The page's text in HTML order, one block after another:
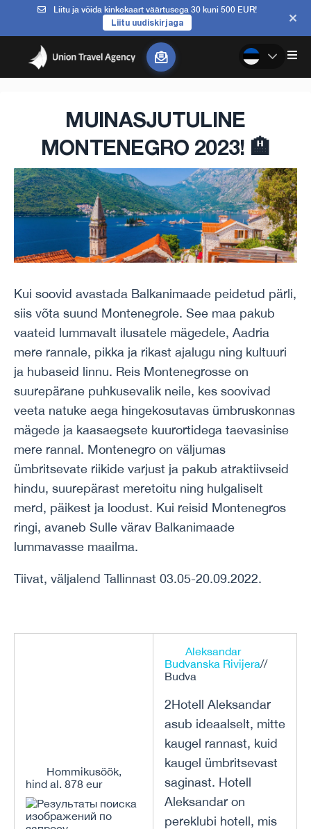
Liitu ja võida kinkekaart väärtusega 30 kuni 500 EUR!
Liitu uudiskirjaga
MUINASJUTULINE
MONTENEGRO 2023! 🏨
Kui soovid avastada Balkanimaade peidetud pärli,
siis võta suund Montenegrole. See maa pakub
vaateid lummavalt ilusatele mägedele, Aadria
mere rannale, pikka ja rikast ajalugu ning kultuuri
ja hubaseid linnu. Reis Montenegrosse on
suurepärane puhkusevalik neile, kes soovivad
veeta natuke aega hingekosutavas ümbruskonnas
mägede ja kaasaegsete kuurortidega taevasinise
mere rannal. Montenegro on väljumas
ümbritsevate riikide varjust ja pakub atraktiivseid
hindu, suurepärast meretoitu ning hulgaliselt
merd, päikest ja loodust. Kui reisid Montenegros
ringi, avaneb Sulle värav Balkanimaade
lummavasse maailma.
Tiivat, väljalend Tallinnast 03.05-20.09.2022.
Hommikusöök,
hind al. 878 eur
Aleksandar
Budvanska Rivijera//
Budva
2Hotell Aleksandar
asub ideaalselt, mitte
kaugel rannast, kuid
kaugel ümbritsevast
saginast. Hotell
Aleksandar on
pereklubi hotell, mis